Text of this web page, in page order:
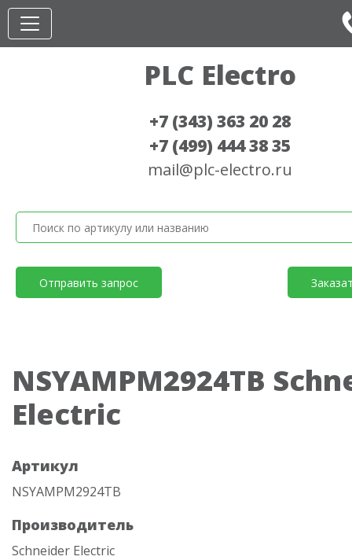
PLC Electro
+7 (343) 363 20 28
+7 (499) 444 38 35
mail@plc-electro.ru
Отправить запрос
NSYAMPM2924TB
Electric
Артикул
NSYAMPM2924TB
Производитель
Schneider Electric